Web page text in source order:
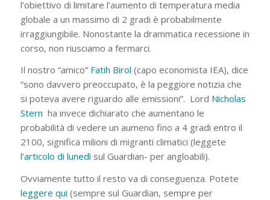
l’obiettivo di limitare l’aumento di temperatura media
globale a un massimo di 2 gradi è probabilmente
irraggiungibile. Nonostante la drammatica recessione in
corso, non riusciamo a fermarci.
Il nostro “amico” Fatih Birol (capo economista IEA), dice
“sono davvero preoccupato, è la peggiore notizia che
si poteva avere riguardo alle emissioni”. Lord Nicholas
Stern ha invece dichiarato che aumentano le
probabilità di vedere un aumeno fino a 4 gradi entro il
2100, significa milioni di migranti climatici (leggete
l’articolo di lunedìsul Guardian- per angloabili).
Ovviamente tutto il resto va di conseguenza. Potete
leggere qui (sempre sul Guardian, sempre per